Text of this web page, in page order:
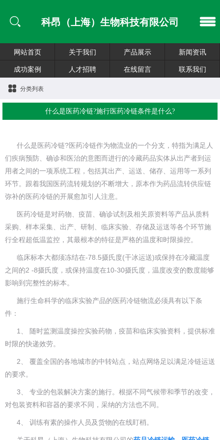
科昂（上海）生物科技有限公司
网站首页 关于我们 产品展示
新闻资讯
成功案例
人才招聘 在线留言 联系我们
分类列表
什么是医药冷链?施行医药冷链条件是什么?
什么是医药冷链?医药冷链作为物流业的一个分支，特指为满足人
们疾病预防、确诊和医治的意图而进行的冷藏药品实体从出产者到运
用者之间的一项系统工程，包括其出产、运送、储存、运用等一系列
环节。跟着我国医药流转规划的不断增大，原本作为药品流转供应链
弥补的医药冷链的开展愈加引人注意。
医药冷链是对药物、疫苗、确诊试剂及相关原资料等产品从质料
采购、样本采集、出产、研制、临床实验、存储及运送等各个环节施
行全程超低温监控，其最根本的特征是严格的温度和时限操控。
临床标本大都须冻结在-78.5摄氏度(干冰运送)或保持在冷藏温度
之间的2 -8摄氏度，或保持温度在10-30摄氏度，温度改变的数度能够
影响到完整性的标本。
施行生命科学的临床实验产品的医药冷链物流必须具有以下条
件：
1、 随时监测温度操控实验药物，疫苗和临床实验资料，提供标准
时限的快递效劳。
2、 覆盖全国的各地城市的中转站点，站点网络足以满足冷链运送
的要求。
3、 专业的包装解决方案的施行。根据不同气候带和季节的改变，
对包装资料和容器的要求不同，采纳的方法也不同。
4、 训练有素的操作人员及货物的在线盯梢。